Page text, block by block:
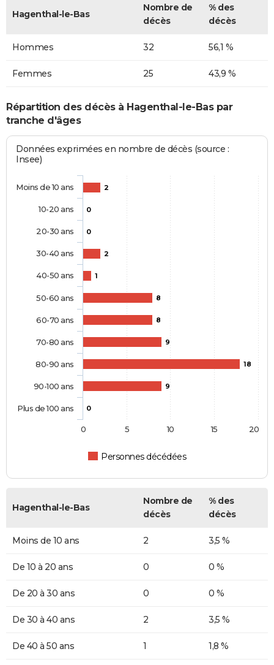
Hagenthal-le-Bas
Nombre de
décès
% des
décès
Hommes 32 56,1 %
Femmes 25 43,9 %
Répartition des décès à Hagenthal-le-Bas par
tranche d'âges
Données exprimées en nombre de décès (source :
Insee)
2
0
0
2
1
8
8
9
18
9
0
Personnes décédées
Moins de 10 ans
10-20 ans
20-30 ans
30-40 ans
40-50 ans
50-60 ans
60-70 ans
70-80 ans
80-90 ans
90-100 ans
Plus de 100 ans
0 5 10 15 20
Hagenthal-le-Bas
Nombre de
décès
% des
décès
Moins de 10 ans 2 3,5 %
De 10 à 20 ans 0 0 %
De 20 à 30 ans 0 0 %
De 30 à 40 ans 2 3,5 %
De 40 à 50 ans 1 1,8 %